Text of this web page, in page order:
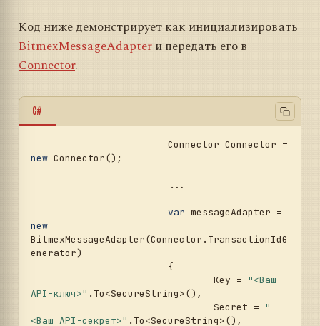
Код ниже демонстрирует как инициализировать
BitmexMessageAdapterи передать его в
Connector.
C#
new Connector();
var
new
BitmexMessageAdapter(Connector.TransactionIdG
enerator)
				Key =
"<Ваш
API-ключ>" .To<SecureString>(),
				Secret =
"
<Ваш API-секрет>" .To<SecureString>(),